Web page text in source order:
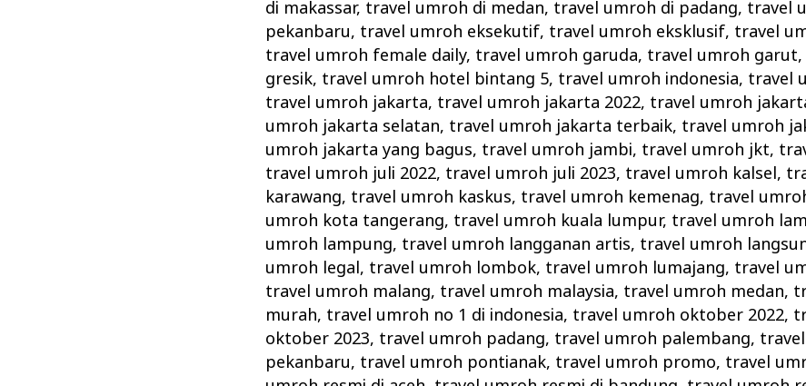
di makassar, travel umroh di medan, travel umroh di padang, travel
pekanbaru, travel umroh eksekutif, travel umroh eksklusif, travel
travel umroh female daily, travel umroh garuda, travel umroh garut,
gresik, travel umroh hotel bintang 5, travel umroh indonesia, travel
travel umroh jakarta, travel umroh jakarta 2022, travel umroh
umroh jakarta selatan, travel umroh jakarta terbaik, travel umroh
umroh jakarta yang bagus, travel umroh jambi, travel umroh jkt,
travel umroh juli 2022, travel umroh juli 2023, travel umroh kalsel,
karawang, travel umroh kaskus, travel umroh kemenag, travel
umroh kota tangerang, travel umroh kuala lumpur, travel umroh
umroh lampung, travel umroh langganan artis, travel umroh
umroh legal, travel umroh lombok, travel umroh lumajang, travel
travel umroh malang, travel umroh malaysia, travel umroh medan,
murah, travel umroh no 1 di indonesia, travel umroh oktober 2022,
oktober 2023, travel umroh padang, travel umroh palembang,
pekanbaru, travel umroh pontianak, travel umroh promo, travel